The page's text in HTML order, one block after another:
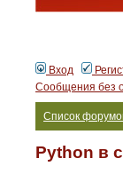
Вход
Сообщения без
Список
Python в